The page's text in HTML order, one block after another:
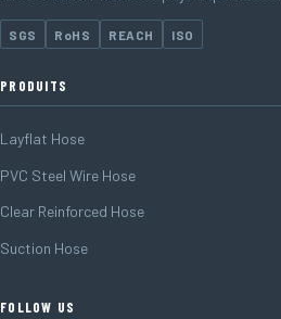
SGS RoHS REACH ISO
PRODUITS
Layflat Hose
PVC Steel Wire Hose
Clear Reinforced Hose
Suction Hose
FOLLOW US